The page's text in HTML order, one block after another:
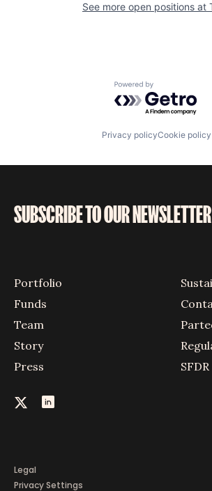
See more open positions at
Powered by
Privacy policyCookie policy
SUBSCRIBE TO OUR NEWSLETTER
Portfolio
Funds
Team
Story
Press
SFDR
Legal
Privacy Settings